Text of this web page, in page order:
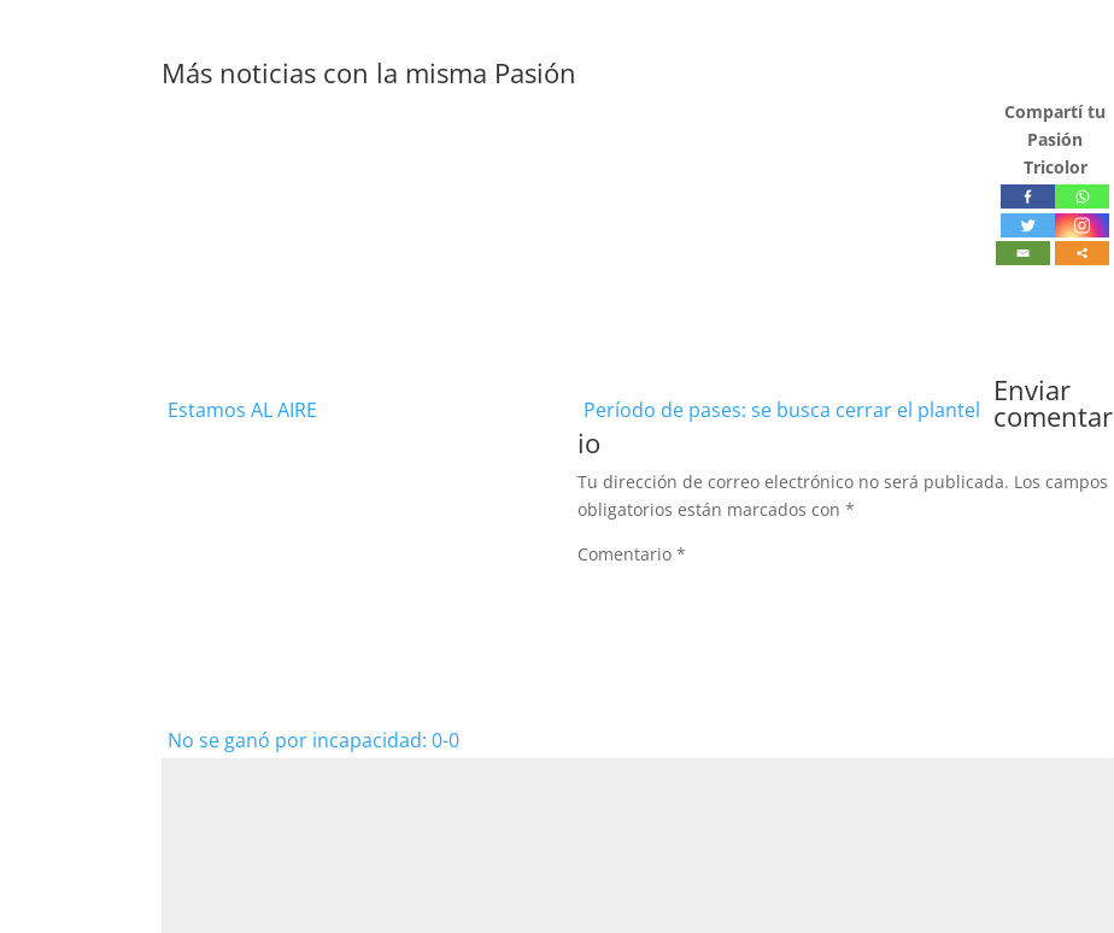
Más noticias con la misma Pasión
Estamos AL AIRE Período de pases: se busca cerrar el plantel
No se ganó por incapacidad: 0-0
Compartí tu
Pasión
Tricolor
Enviar
comentar
io
Tu dirección de correo electrónico no será publicada. Los campos
obligatorios están marcados con*
Comentario*